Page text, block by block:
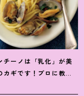
チーノは「乳化」が美
カギです ！ プロに教わ